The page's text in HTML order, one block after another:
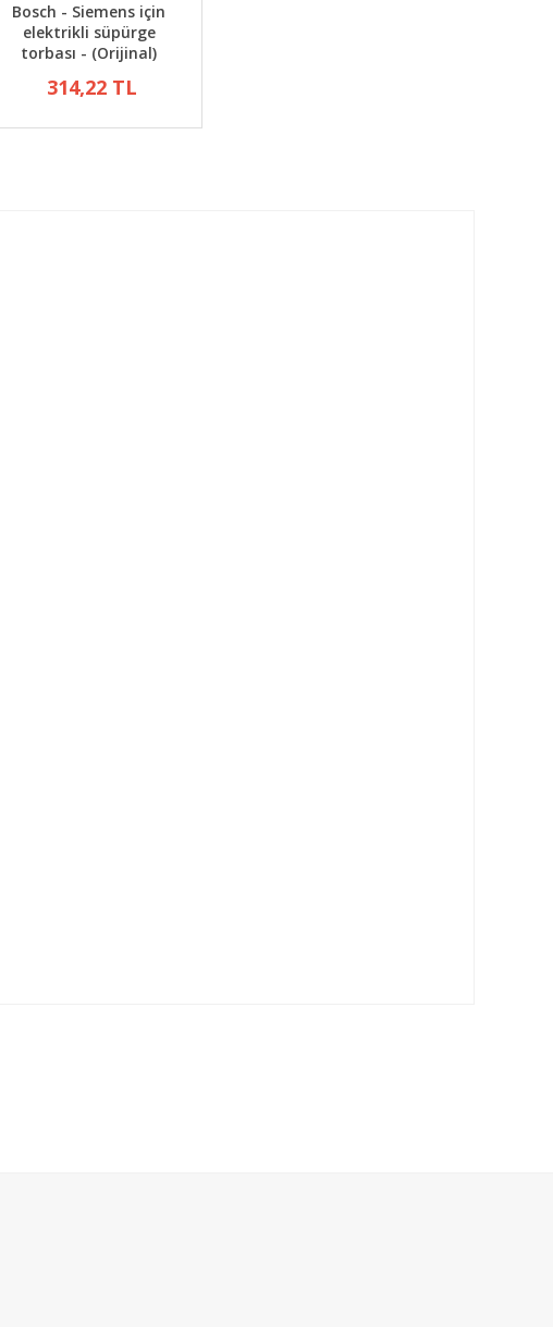
Bosch - Siemens için
elektrikli süpürge
torbası - (Orijinal)
314,22 TL